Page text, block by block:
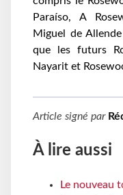
Paraíso, A
Miguel de
que les futurs
Nayarit et
Article signé par
À lire aussi
Le nouveau